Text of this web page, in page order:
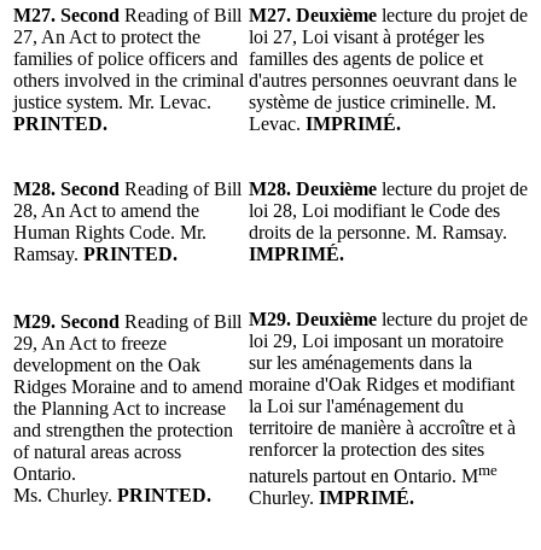
M27. Second Reading of Bill
27, An Act to protect the
families of police officers and
others involved in the criminal
justice system. Mr. Levac.
PRINTED.
M27. Deuxième lecture du projet de
loi 27, Loi visant à protéger les
familles des agents de police et
d'autres personnes oeuvrant dans le
système de justice criminelle. M.
Levac. IMPRIMÉ.
M28. Second Reading of Bill
28, An Act to amend the
Human Rights Code. Mr.
Ramsay. PRINTED.
M28. Deuxième lecture du projet de
loi 28, Loi modifiant le Code des
droits de la personne. M. Ramsay.
IMPRIMÉ.
M29. Second Reading of Bill
29, An Act to freeze
development on the Oak
Ridges Moraine and to amend
the Planning Act to increase
and strengthen the protection
of natural areas across
Ontario.
Ms. Churley. PRINTED.
M29. Deuxième lecture du projet de
loi 29, Loi imposant un moratoire
sur les aménagements dans la
moraine d'Oak Ridges et modifiant
la Loi sur l'aménagement du
territoire de manière à accroître et à
renforcer la protection des sites
naturels partout en Ontario. Mme
Churley. IMPRIMÉ.